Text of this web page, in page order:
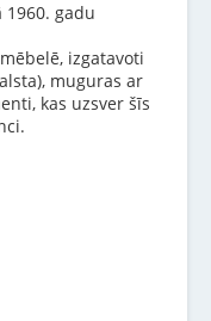
gadu
izgatavoti
muguras ar
kas uzsver šīs